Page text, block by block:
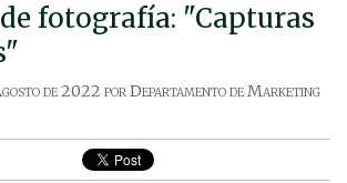
fotografía: "Capturas
de 2022 porDepartamento de Marketing